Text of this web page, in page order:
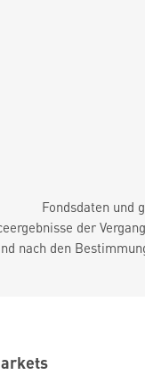
Fondsdaten und
der
nach den